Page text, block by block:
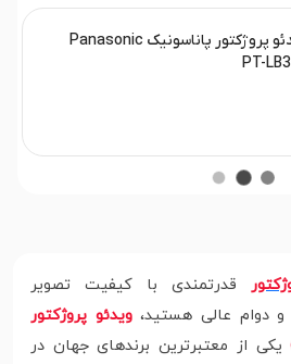
ویدئو پروژکتور پاناسونیک Panasonic
PT-
قدرتمندی با کیفیت تصویر
و دوام عالی هستید،ویدئو پروژکتور
یکی از معتبرترین برندهای جهان در